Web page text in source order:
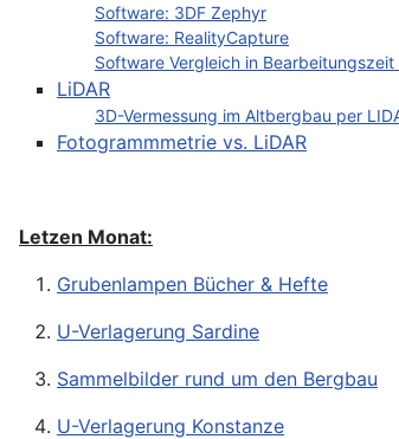
Software: 3DF Zephyr
Software: RealityCapture
Software Vergleich in Bearbeitungszeit
LiDAR
3D-Vermessung im Altbergbau per
Fotogrammmetrie vs. LiDAR
Letzen Monat:
Grubenlampen Bücher & Hefte
U-Verlagerung Sardine
Sammelbilder rund um den Bergbau
U-Verlagerung Konstanze